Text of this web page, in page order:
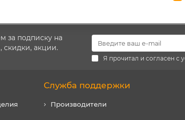
за подписку на
скидки, акции.
Я прочитал и согласен с
Служба поддержки
Производители